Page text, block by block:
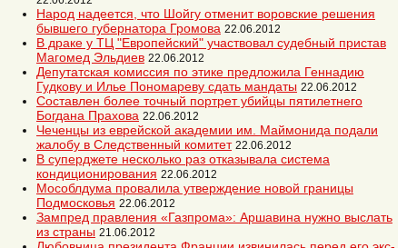
Народ надеется, что Шойгу отменит воровские решения
бывшего губернатора Громова 22.06.2012
В драке у ТЦ "Европейский" участвовал судебный пристав
Магомед Эльдиев 22.06.2012
Депутатская комиссия по этике предложила Геннадию
Гудкову и Илье Пономареву сдать мандаты 22.06.2012
Составлен более точный портрет убийцы пятилетнего
Богдана Прахова 22.06.2012
Чеченцы из еврейской академии им. Маймонида подали
жалобу в Следственный комитет 22.06.2012
В суперджете несколько раз отказывала система
кондиционирования 22.06.2012
Мособлдума провалила утверждение новой границы
Подмосковья 22.06.2012
Зампред правления «Газпрома»: Аршавина нужно выслать
из страны 21.06.2012